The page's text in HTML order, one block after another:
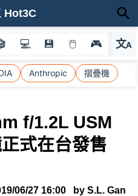
💻 💾 🖱 🎮 文A
選
Anthropic 摺疊機
Hot3C
f/1.2L USM
式在台發售
06/27 16:00 by S.L. Gan